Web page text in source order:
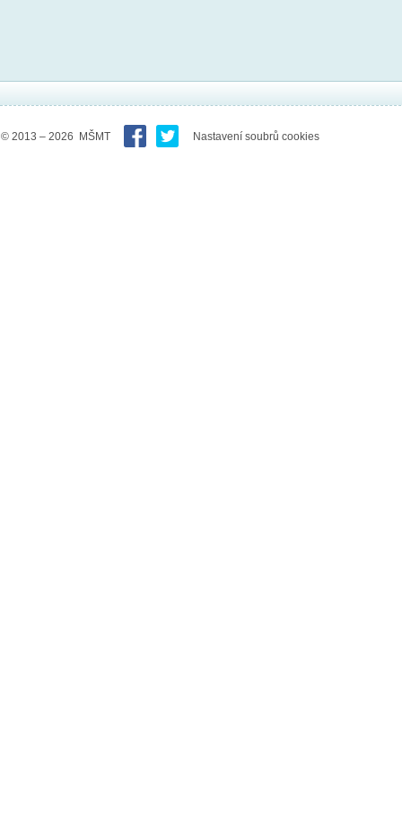
© 2013 – 2026 MŠMT Nastavení soubrů cookies